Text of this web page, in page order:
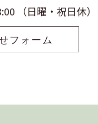
（日曜・祝日休）
フォーム